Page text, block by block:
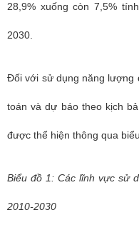
28,9% xuống còn 7,5%
2030.
Đối với sử dụng năng lượng
toán và dự báo theo kịch
được thể hiện thông qua
Biểu đồ 1: Các lĩnh vực sử
2010-2030